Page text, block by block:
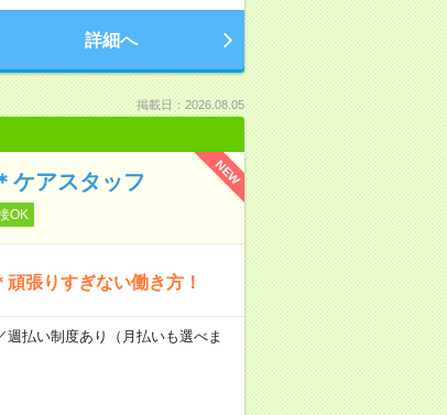
詳細へ
掲載日：2026.08.05
NEW
ケアスタッフ
OK
張りすぎない働き方！
払い制度あり（月払いも選べま